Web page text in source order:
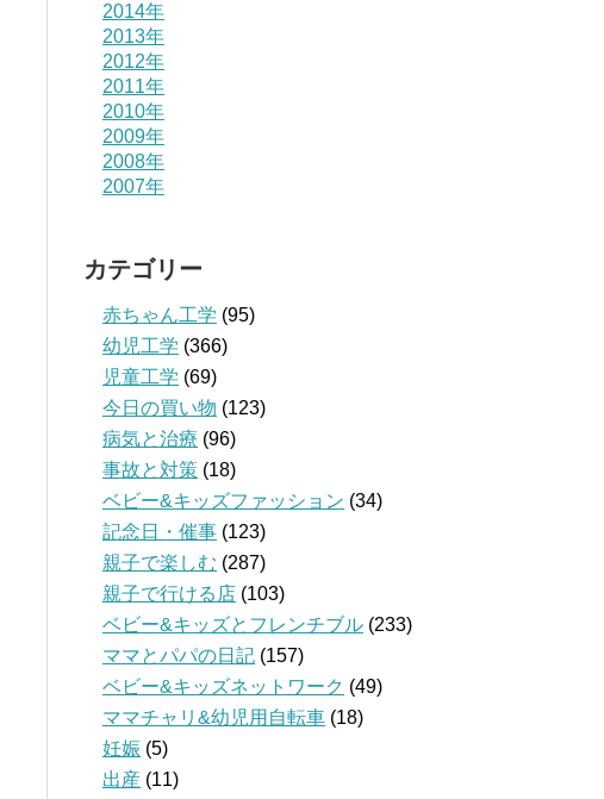
2014年
2013年
2012年
2011年
2010年
2009年
2008年
2007年
カテゴリー
赤ちゃん工学 (95)
幼児工学 (366)
児童工学 (69)
今日の買い物 (123)
病気と治療 (96)
事故と対策 (18)
ベビー&キッズファッション (34)
記念日・催事 (123)
親子で楽しむ (287)
親子で行ける店 (103)
ベビー&キッズとフレンチブル (233)
ママとパパの日記 (157)
ベビー&キッズネットワーク (49)
ママチャリ&幼児用自転車 (18)
妊娠 (5)
出産 (11)